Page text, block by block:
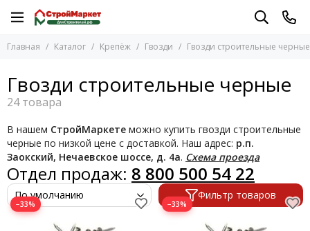
Крепёж
Болты, винты
Вертлюги
Гвоздевые пластины
Гвозди
Гвозди
Гвозди ершеные
Гвозди с большой головкой
Гвозди строительные черные
Гвозди толевые
Гвозди финишные
Гвозди шиферные
Гвозди для нейлера
Гвозди декоративные
Гроверы
Дюбели, дюбель-гвозди
Дюбель-хомуты
Главная Каталог Крепёж Гвозди Гвозди строительные черные
Гвозди строительные черные
В нашем СтройМаркете можно купить гвозди строительные
черные по низкой цене с доставкой. Наш адрес: р.п.
Заокский, Нечаевское шоссе, д. 4а. Схема проезда
Отдел продаж: 8 800 500 54 22
Фильтр товаров
−33% −33%